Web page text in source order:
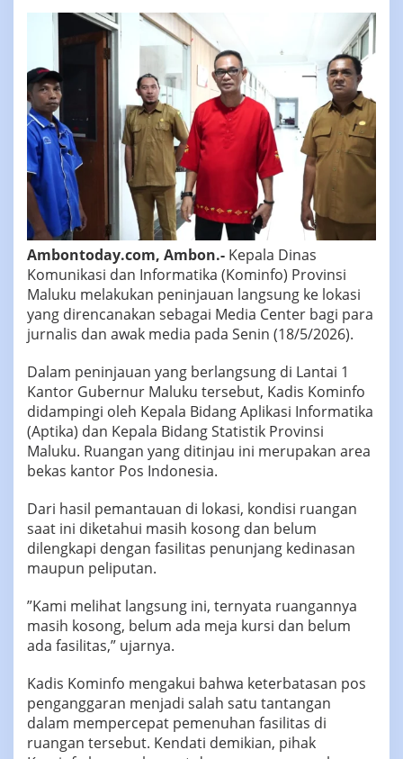
Ambontoday.com, Ambon.- Kepala Dinas
Komunikasi dan Informatika (Kominfo) Provinsi
Maluku melakukan peninjauan langsung ke lokasi
yang direncanakan sebagai Media Center bagi para
jurnalis dan awak media pada Senin (18/5/2026).
‎Dalam peninjauan yang berlangsung di Lantai 1
Kantor Gubernur Maluku tersebut, Kadis Kominfo
didampingi oleh Kepala Bidang Aplikasi Informatika
(Aptika) dan Kepala Bidang Statistik Provinsi
Maluku. Ruangan yang ditinjau ini merupakan area
bekas kantor Pos Indonesia.
‎​Dari hasil pemantauan di lokasi, kondisi ruangan
saat ini diketahui masih kosong dan belum
dilengkapi dengan fasilitas penunjang kedinasan
maupun peliputan.
‎​”Kami melihat langsung ini, ternyata ruangannya
masih kosong, belum ada meja kursi dan belum
ada fasilitas,” ujarnya.
‎‎​Kadis Kominfo mengakui bahwa keterbatasan pos
penganggaran menjadi salah satu tantangan
dalam mempercepat pemenuhan fasilitas di
ruangan tersebut. Kendati demikian, pihak